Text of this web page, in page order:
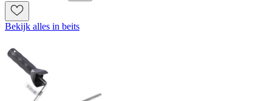
Bekijk alles in beits